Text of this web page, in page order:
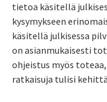
tietoa käsitellä
kysymykseen
käsitellä julkisessa
on asianmukaisesti
ohjeistus myös
ratkaisuja tulisi